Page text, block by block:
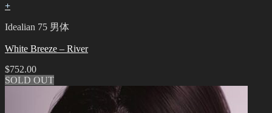
+
Idealian 75 男体
White Breeze – River
$752.00
SOLD OUT